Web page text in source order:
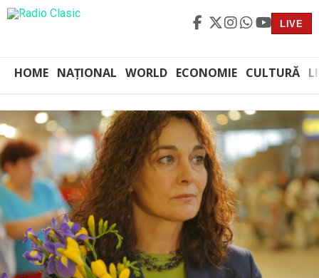
LIVE
HOME NAȚIONAL WORLD ECONOMIE CULTURĂ